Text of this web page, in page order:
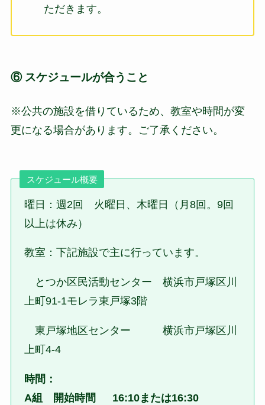
ただきます。
⑥ スケジュールが合うこと
※公共の施設を借りているため、教室や時間が変
更になる場合があります。ご了承ください。
スケジュール概要
曜日：週2回 火曜日、木曜日（月8回。9回
以上は休み）
教室：下記施設で主に行っています。
とつか区民活動センター 横浜市戸塚区川
上町91-1モレラ東戸塚3階
東戸塚地区センター 横浜市戸塚区川
上町4-4
時間：
A組 開始時間 16:10または16:30